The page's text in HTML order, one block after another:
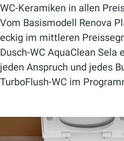
WC-Keramiken in allen
Vom Basismodell Renova
eckig im mittleren
Dusch-WC AquaClean Sela
jeden Anspruch und jedes
TurboFlush-WC im